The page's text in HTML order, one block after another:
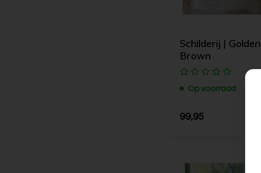
Schilderij | Golden
Brown
Op voorraad
99,95